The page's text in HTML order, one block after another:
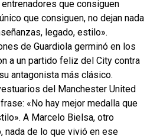
que consiguen
que consiguen, no dejan nada
legado, estilo».
de Guardiola germinó en los
a un partido feliz del City contra
antagonista más clásico.
del Manchester United
«No hay mejor medalla que
A Marcelo Bielsa, otro
nada de lo que vivió en ese